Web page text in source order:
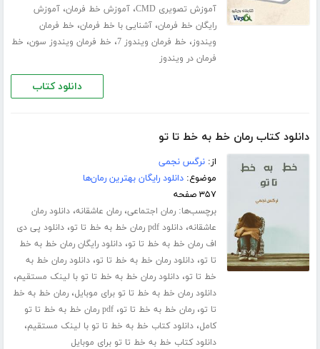
آموزش تصویری CMD ،آموزش خط فرمان،آموزش
رایگان خط فرمان،آشنایی با خط فرمان، خط فرمان
ویندوز، خط فرمان ویندوز 7 ، خط فرمان ویندوز سون، خط
فرمان در ویندوز
دانلود کتاب
دانلود کتاب رمان خط به خط تا تو
از:نرگس نجمی
موضوع:دانلود رایگان بهترین رمان‌ها
۳۵۷ صفحه
برچسب‌ها:رمان اجتماعی،رمان عاشقانه،دانلود رمان
عاشقانه،دانلود pdf رمان خط به خط تا تو ،دانلود پی دی
اف رمان خط به خط تا تو،دانلود رایگان رمان خط به خط
تا تو،دانلود رمان خط به خط تا تو،دانلود رمان خط به
خط تا تو،دانلود رمان خط به خط تا تو با لینک مستقیم،
دانلود رمان خط به خط تا تو برای موبایل،رمان خط به خط
تا تو،رمان خط به خط تا تو،
pdf رمان خط به خط تا تو
کامل،دانلود کتاب خط به خط تا تو با لینک مستقیم،
دانلود کتاب خط به خط تا تو برای موبایل